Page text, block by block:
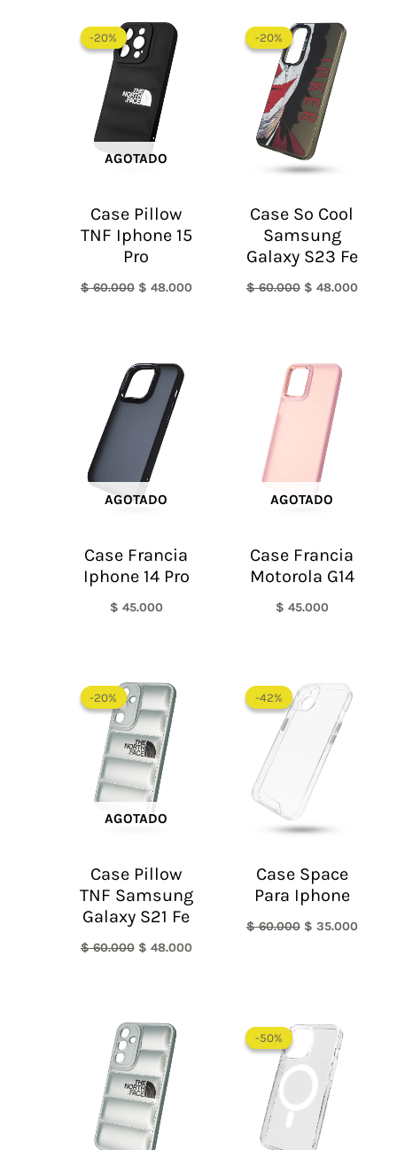
-20%
AGOTADO
-20%
Case Pillow
TNF Iphone 15
Pro
$60.000
precio
original
era:
$ 60.000.
$ 48.000
-20%
-20%
Case So Cool
Samsung
Galaxy S23 Fe
$60.000
precio
original
era:
$ 60.000.
$ 48.000
AGOTADO
Case Francia
Iphone 14 Pro
$ 45.000
AGOTADO
Case Francia
Motorola G14
$ 45.000
-20%
AGOTADO
-20%
Case Pillow
TNF Samsung
Galaxy S21 Fe
$60.000
precio
original
era:
$ 60.000.
$ 48.000
-42%
-42%
Case Space
Para Iphone
$60.000
precio
original
$ 60.000.
$ 35.000
-50%
-50%
de
precios:
desde
$ 30.000
hasta